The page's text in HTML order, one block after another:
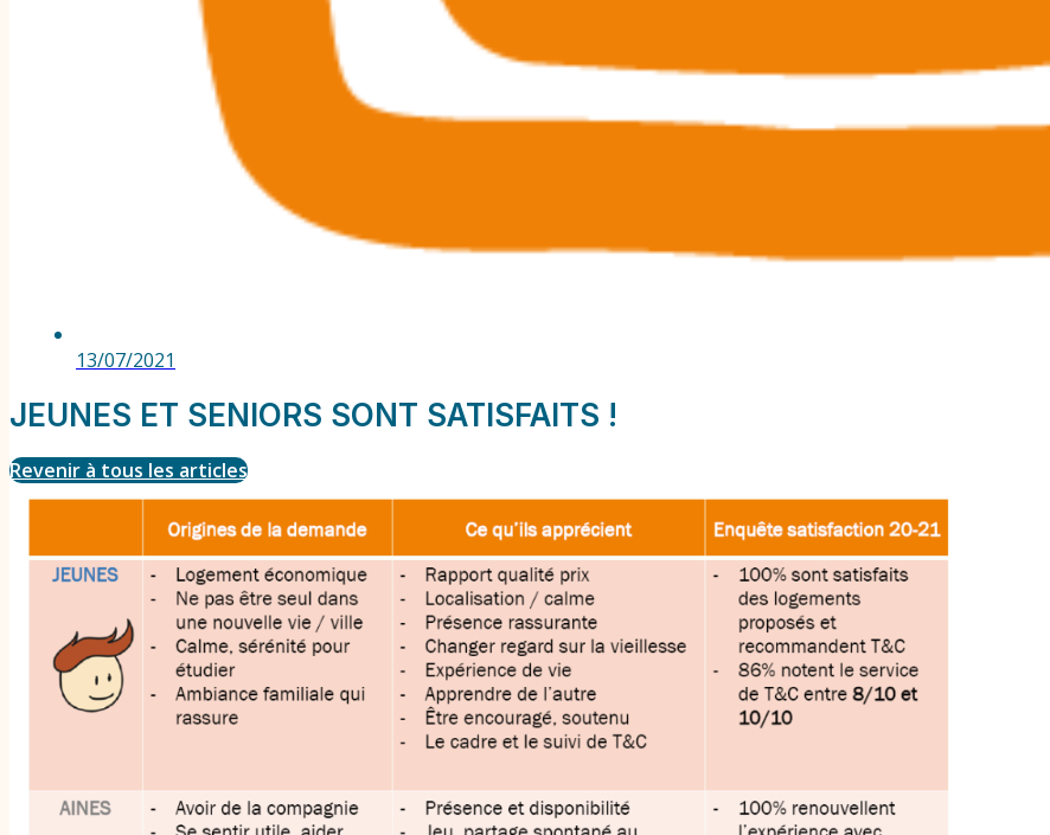
13/07/2021
JEUNES ET SENIORS SONT SATISFAITS !
Revenir à tous les articles